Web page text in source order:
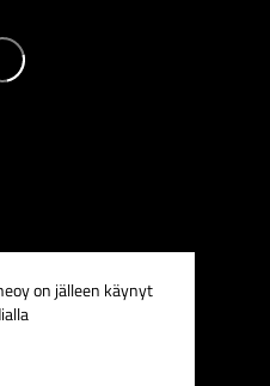
on jälleen käynyt